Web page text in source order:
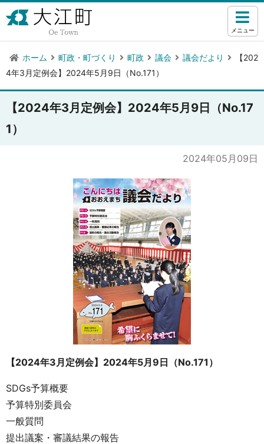
メニュー
ホーム 町政・町づくり 町政 議会 議会だより
【202
4年3月定例会】2024年5月9日（No.171）
【2024年3月定例会】2024年5月9日（No.17
1）
2024年05月09日
【2024年3月定例会】2024年5月9日（No.171）
SDGs予算概要
予算特別委員会
一般質問
提出議案・審議結果の報告